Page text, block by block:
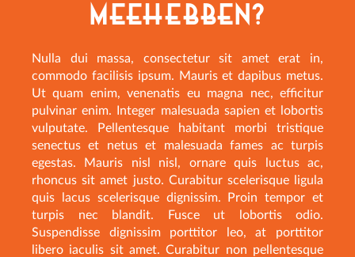
meehebben?
Nulla dui massa, consectetur sit amet erat in,
commodo facilisis ipsum. Mauris et dapibus metus.
Ut quam enim, venenatis eu magna nec, efficitur
pulvinar enim. Integer malesuada sapien et lobortis
vulputate. Pellentesque habitant morbi tristique
senectus et netus et malesuada fames ac turpis
egestas. Mauris nisl nisl, ornare quis luctus ac,
rhoncus sit amet justo. Curabitur scelerisque ligula
quis lacus scelerisque dignissim. Proin tempor et
turpis nec blandit. Fusce ut lobortis odio.
Suspendisse dignissim porttitor leo, at porttitor
libero iaculis sit amet. Curabitur non pellentesque